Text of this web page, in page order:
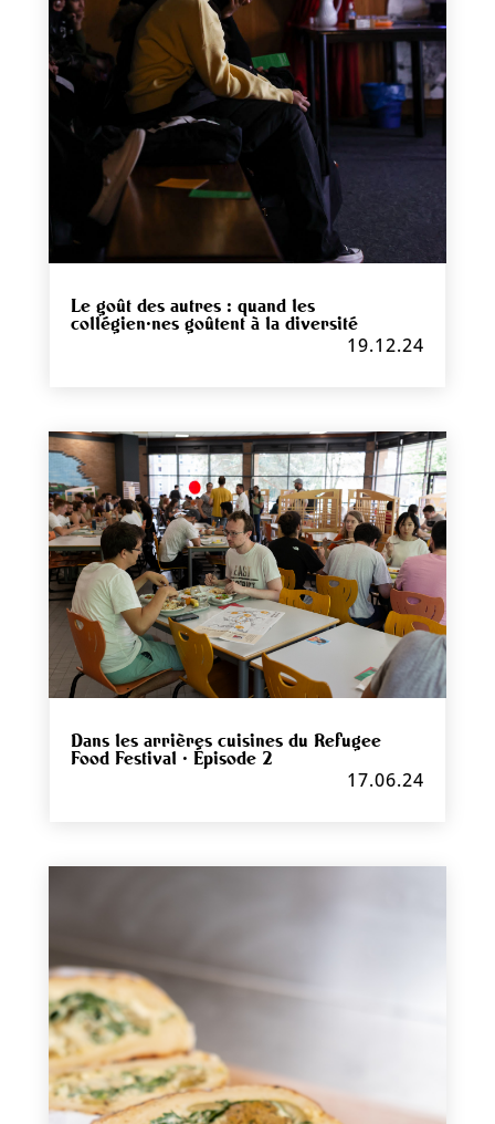
Le goût des autres : quand les
collégien·nes goûtent à la diversité
19.12.24
Dans les arrières cuisines du Refugee
Food Festival · Épisode 2
17.06.24